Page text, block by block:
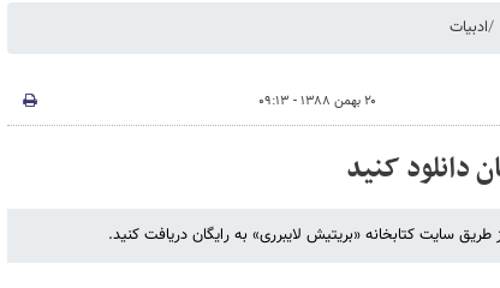
ادبیات
۲۰ بهمن ۱۳۸۸ - ۰۹:۱۳
دانلود کنید
سایت کتابخانه «بریتیش لایبرری» به رایگان دریافت کنید.